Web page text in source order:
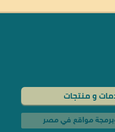
موقع في مصر
مواقع فى مصر
الكتروني فردي في مصر